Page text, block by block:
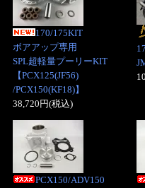
170/175KIT
ボアアップ専用
SPL超軽量プーリーKIT
【PCX125(JF56)
/PCX150(KF18)】
38,720円(税込)
PCX150/ADV150